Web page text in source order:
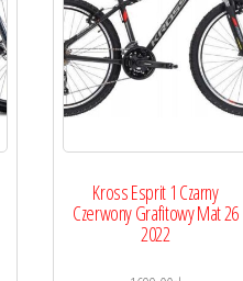
Kross Esprit 1 Czarny
Czerwony Grafitowy Mat 26
2022